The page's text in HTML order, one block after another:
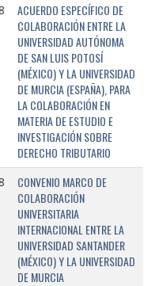
ACUERDO ESPECÍFICO DE
COLABORACIÓN ENTRE LA
UNIVERSIDAD AUTÓNOMA
DE SAN LUIS POTOSÍ
(MÉXICO) Y LA UNIVERSIDAD
DE MURCIA (ESPAÑA), PARA
LA COLABORACIÓN EN
MATERIA DE ESTUDIO E
INVESTIGACIÓN SOBRE
DERECHO TRIBUTARIO
CONVENIO MARCO DE
COLABORACIÓN
UNIVERSITARIA
INTERNACIONAL ENTRE LA
UNIVERSIDAD SANTANDER
(MÉXICO) Y LA UNIVERSIDAD
DE MURCIA